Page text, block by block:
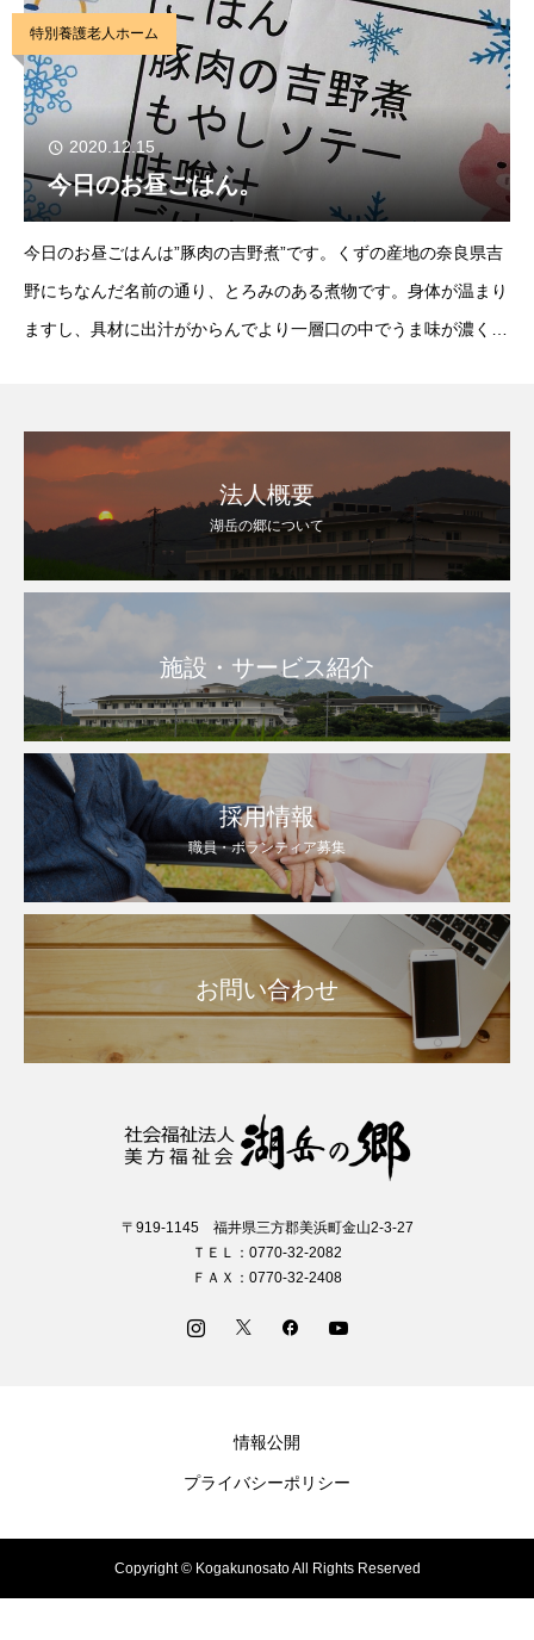
しの錦糸和え、味噌汁”待ってい
特別養護老人ホーム
2020.12.15
今日のお昼ごはん。
今日のお昼ごはんは”豚肉の吉野煮”です。くずの産地の奈良県吉
野にちなんだ名前の通り、とろみのある煮物です。身体が温まり
ますし、具材に出汁がからんでより一層口の中でうま味が濃く感
法人概要
湖岳の郷について
施設・サービス紹介
採用情報
職員・ボランティア募集
お問い合わせ
〒919-1145 福井県三方郡美浜町金山2-3-27
ＴＥＬ：0770-32-2082
ＦＡＸ：0770-32-2408
情報公開
プライバシーポリシー
Copyright © Kogakunosato All Rights Reserved